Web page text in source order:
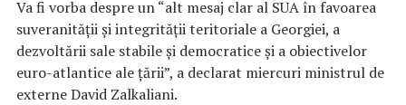
Va fi vorba despre un “alt mesaj clar al SUA în favoarea
suveranităţii şi integrităţii teritoriale a Georgiei, a
dezvoltării sale stabile şi democratice şi a obiectivelor
euro-atlantice ale ţării”, a declarat miercuri ministrul de
externe David Zalkaliani.